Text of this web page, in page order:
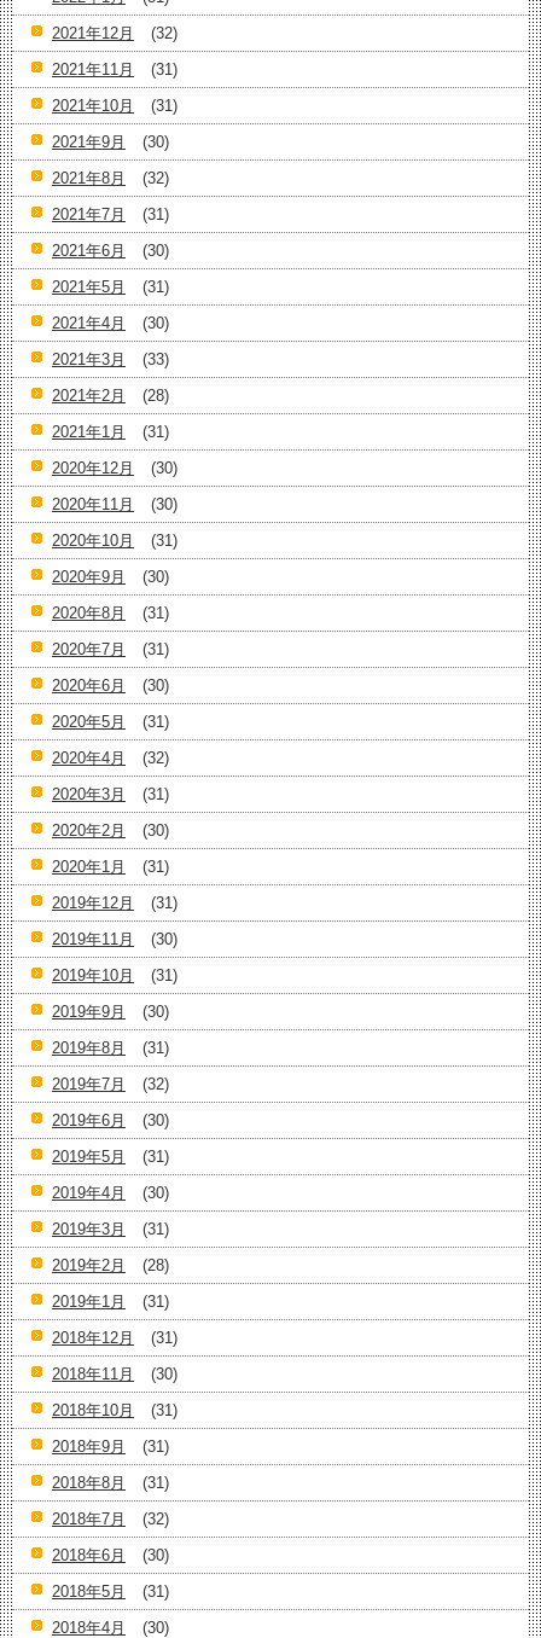
2021年12月
(32)
2021年11月
(31)
2021年10月
(31)
2021年9月
(30)
2021年8月
(32)
2021年7月
(31)
2021年6月
(30)
2021年5月
(31)
2021年4月
(30)
2021年3月
(33)
2021年2月
(28)
2021年1月
(31)
2020年12月
(30)
2020年11月
(30)
2020年10月
(31)
2020年9月
(30)
2020年8月
(31)
2020年7月
(31)
2020年6月
(30)
2020年5月
(31)
2020年4月
(32)
2020年3月
(31)
2020年2月
(30)
2020年1月
(31)
2019年12月
(31)
2019年11月
(30)
2019年10月
(31)
2019年9月
(30)
2019年8月
(31)
2019年7月
(32)
2019年6月
(30)
2019年5月
(31)
2019年4月
(30)
2019年3月
(31)
2019年2月
(28)
2019年1月
(31)
2018年12月
(31)
2018年11月
(30)
2018年10月
(31)
2018年9月
(31)
2018年8月
(31)
2018年7月
(32)
2018年6月
(30)
2018年5月
(31)
2018年4月
(30)